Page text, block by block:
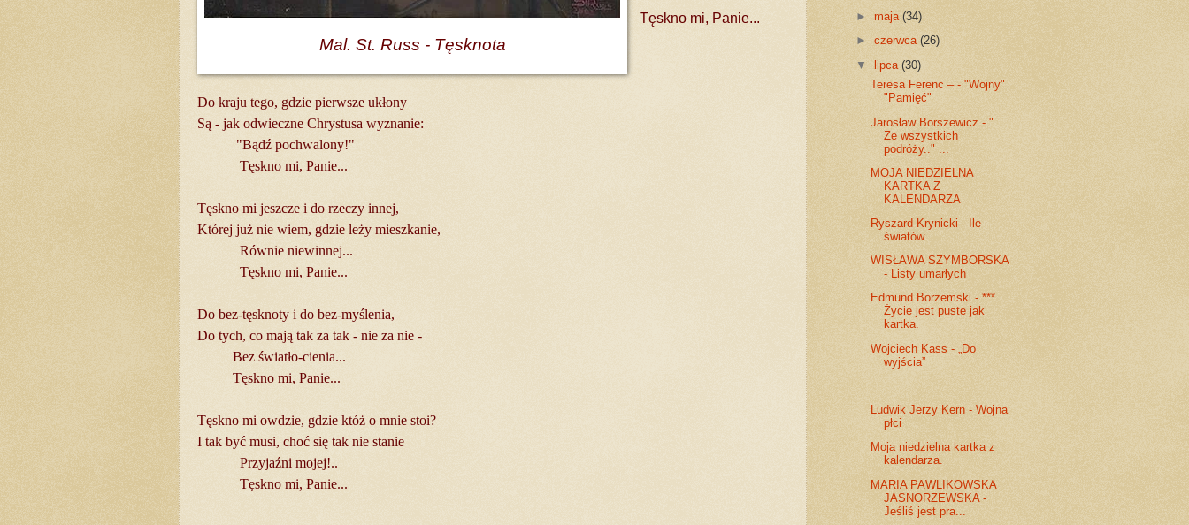
Mal. St. Russ - Tęsknota
Tęskno mi, Panie...
Do kraju tego, gdzie pierwsze ukłony
Są - jak odwieczne Chrystusa wyznanie:
"Bądź pochwalony!"
Tęskno mi, Panie...
Tęskno mi jeszcze i do rzeczy innej,
Której już nie wiem, gdzie leży mieszkanie,
Równie niewinnej...
Tęskno mi, Panie...
Do bez-tęsknoty i do bez-myślenia,
Do tych, co mają tak za tak - nie za nie -
Bez światło-cienia...
Tęskno mi, Panie...
Tęskno mi owdzie, gdzie któż o mnie stoi?
I tak być musi, choć się tak nie stanie
Przyjaźni mojej!..
Tęskno mi, Panie...
►maja(34)
►czerwca(26)
▼lipca(30)
Teresa Ferenc – - "Wojny"
"Pamięć"
Jarosław Borszewicz - "
Ze wszystkich
podróży.." ...
MOJA NIEDZIELNA
KARTKA Z
KALENDARZA
Ryszard Krynicki - Ile
światów
WISŁAWA SZYMBORSKA
- Listy umarłych
Edmund Borzemski - ***
Życie jest puste jak
kartka.
Wojciech Kass - „Do
wyjścia”
Ludwik Jerzy Kern - Wojna
płci
Moja niedzielna kartka z
kalendarza.
MARIA PAWLIKOWSKA
JASNORZEWSKA -
Jeśliś jest pra...